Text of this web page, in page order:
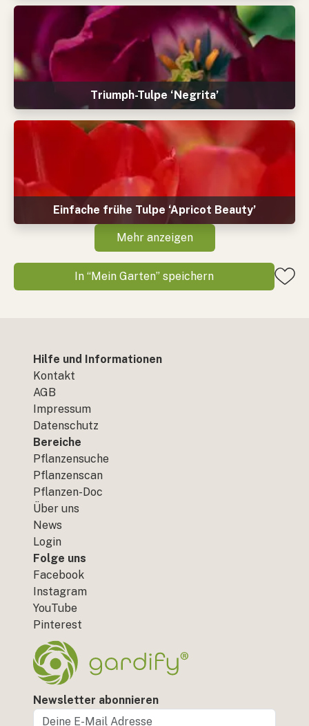
Triumph-Tulpe ‘Negrita’
Einfache frühe Tulpe ‘Apricot Beauty’
Mehr anzeigen
In “Mein Garten” speichern
Hilfe und Informationen
Kontakt
AGB
Impressum
Datenschutz
Bereiche
Pflanzensuche
Pflanzenscan
Pflanzen-Doc
Über uns
News
Login
Folge uns
Facebook
Instagram
YouTube
Pinterest
Newsletter abonnieren